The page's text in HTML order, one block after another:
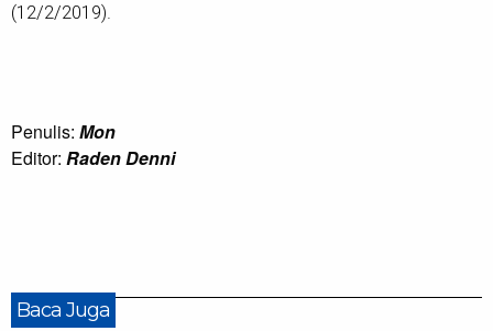
(12/2/2019).
Penulis: Mon
Editor: Raden Denni
Baca Juga